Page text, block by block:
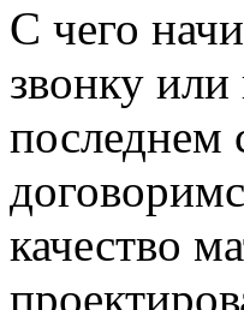
С чего
звонку
последнем
качество